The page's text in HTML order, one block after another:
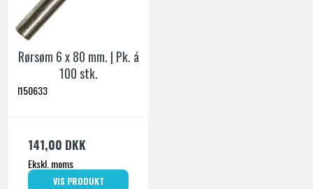
Rørsøm 6 x 80 mm. | Pk. á
100 stk.
I150633
141,00 DKK
Ekskl. moms
VIS PRODUKT